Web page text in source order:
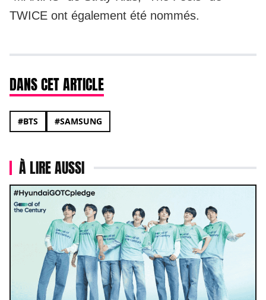
TWICE ont également été nommés.
DANS CET ARTICLE
#BTS #SAMSUNG
À LIRE AUSSI